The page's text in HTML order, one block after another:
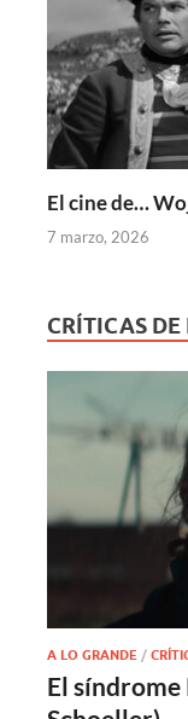
El cine de…
7 marzo, 2026
CRÍTICAS DE
A LO GRANDE /
El